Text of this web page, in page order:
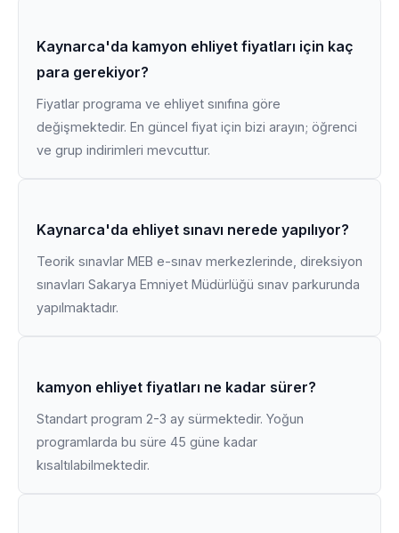
Kaynarca'da kamyon ehliyet fiyatları için kaç
para gerekiyor?
Fiyatlar programa ve ehliyet sınıfına göre
değişmektedir. En güncel fiyat için bizi arayın; öğrenci
ve grup indirimleri mevcuttur.
Kaynarca'da ehliyet sınavı nerede yapılıyor?
Teorik sınavlar MEB e-sınav merkezlerinde, direksiyon
sınavları Sakarya Emniyet Müdürlüğü sınav parkurunda
yapılmaktadır.
kamyon ehliyet fiyatları ne kadar sürer?
Standart program 2-3 ay sürmektedir. Yoğun
programlarda bu süre 45 güne kadar
kısaltılabilmektedir.